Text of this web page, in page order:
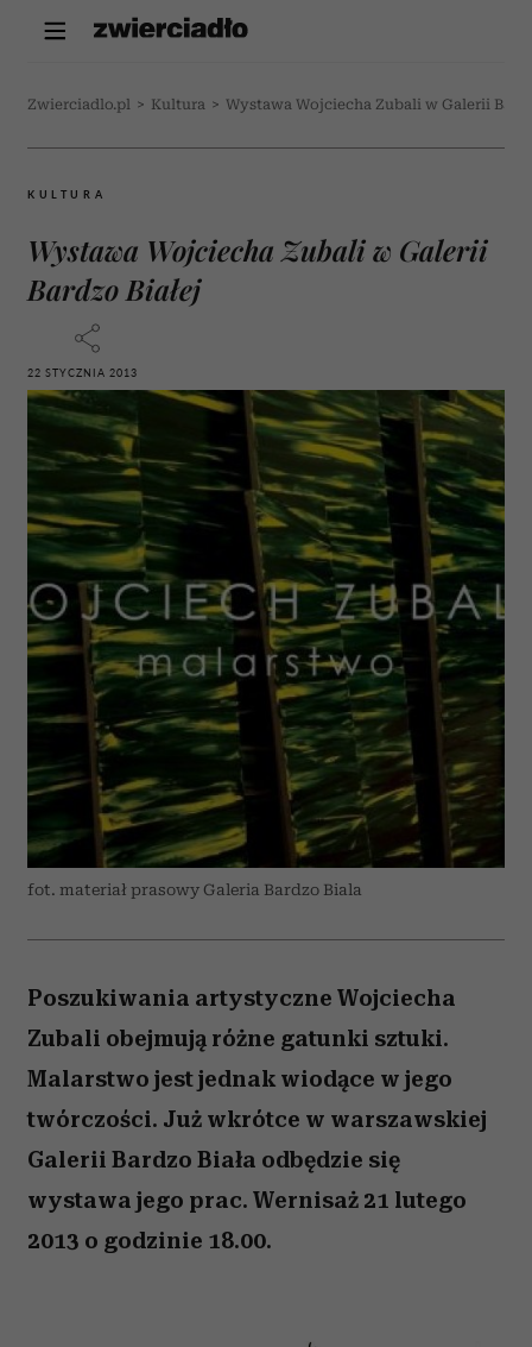
Zwierciadlo.pl > Kultura > Wystawa Wojciecha Zubali w Galerii
KULTURA
Wystawa Wojciecha Zubali w Galerii
Bardzo Białej
22 STYCZNIA 2013
fot. materiał prasowy Galeria Bardzo Biala
Poszukiwania artystyczne Wojciecha
Zubali obejmują różne gatunki sztuki.
Malarstwo jest jednak wiodące w jego
twórczości. Już wkrótce w warszawskiej
Galerii Bardzo Biała odbędzie się
wystawa jego prac. Wernisaż 21 lutego
2013 o godzinie 18.00.